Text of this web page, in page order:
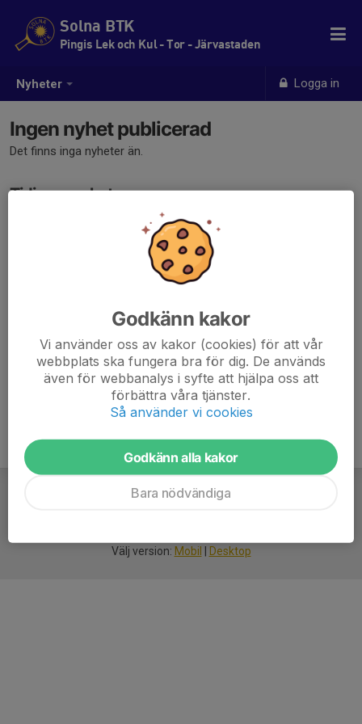
Nyheter Logga in
Solna BTK
Pingis Lek och Kul - Tor - Järvastaden
Ingen nyhet publicerad
Det finns inga nyheter än.
Tidigare nyheter
Det finns inga tidigare nyheter
Välj version: Mobil Desktop
Godkänn kakor
Vi använder oss av kakor (cookies) för att vår
webbplats ska fungera bra för dig. De används
även för webbanalys i syfte att hjälpa oss att
förbättra våra tjänster.
Så använder vi cookies
Godkänn alla kakor
Bara nödvändiga